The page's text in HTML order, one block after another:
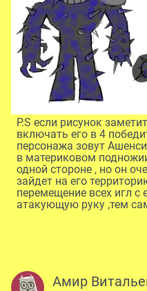
P.S если рисунок
включать его в 4
персонажа зовут
в материковом
одной стороне , но он
зайдет на его
перемещение всех игл с
атакующую руку ,тем
Амир